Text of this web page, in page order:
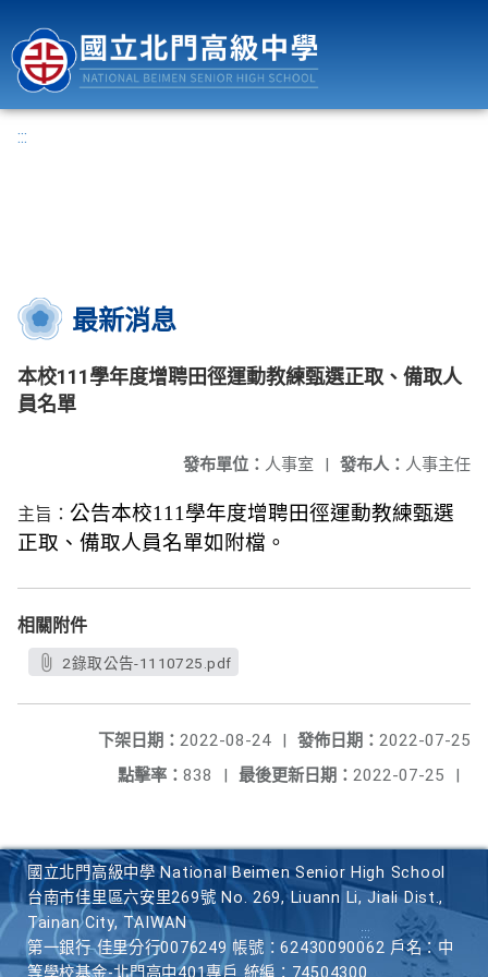
:::
最新消息
本校111學年度增聘田徑運動教練甄選正取、備取人
員名單
發布人： 人事主任
發布單位： 人事室 |
主旨： 公告本校111學年度增聘田徑運動教練甄選
正取、備取人員名單如附檔。
相關附件
2錄取公告-1110725.pdf
發佈日期： 2022-07-25
下架日期： 2022-08-24
|
最後更新日期： 2022-07-25 |
點擊率： 838 |
國立北門高級中學 National Beimen Senior High School
台南市佳里區六安里269號 No. 269, Liuann Li, Jiali Dist.,
Tainan City, TAIWAN
第一銀行 佳里分行0076249 帳號：62430090062 戶名：中
等學校基金-北門高中401專戶 統編：74504300